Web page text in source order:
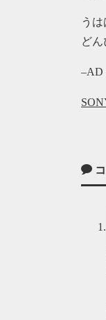
う
どん
–AD